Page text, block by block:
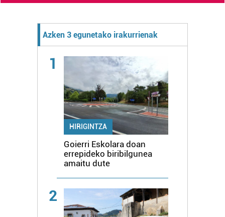
Azken 3 egunetako irakurrienak
1
HIRIGINTZA
Goierri Eskolara doan
errepideko biribilgunea
amaitu dute
2